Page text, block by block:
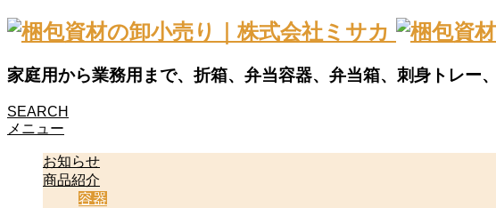
家庭用から業務用まで、折箱、弁当容器、弁当箱、刺身トレー
SEARCH
メニュー
お知らせ
商品紹介
容器